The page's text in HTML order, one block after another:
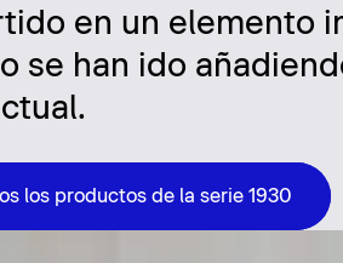
en un elemento
se han ido
los productos de la serie 1930